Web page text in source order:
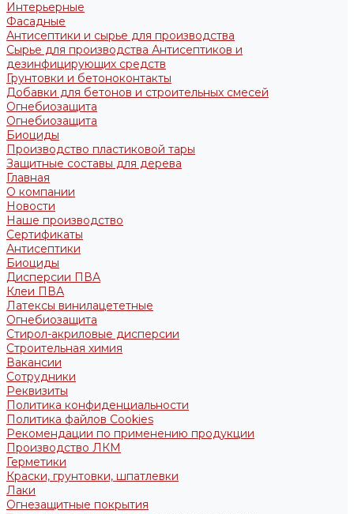
Интерьерные
Фасадные
Антисептики и сырье для производства
Сырье для производства Антисептиков и
дезинфицирующих средств
Грунтовки и бетоноконтакты
Добавки для бетонов и строительных смесей
Огнебиозащита
Огнебиозащита
Биоциды
Производство пластиковой тары
Защитные составы для дерева
Главная
О компании
Новости
Наше производство
Сертификаты
Антисептики
Биоциды
Дисперсии ПВА
Клеи ПВА
Латексы винилацететные
Огнебиозащита
Стирол-акриловые дисперсии
Строительная химия
Вакансии
Сотрудники
Реквизиты
Политика конфиденциальности
Политика файлов Cookies
Рекомендации по применению продукции
Производство ЛКМ
Герметики
Краски, грунтовки, шпатлевки
Лаки
Огнезащитные покрытия